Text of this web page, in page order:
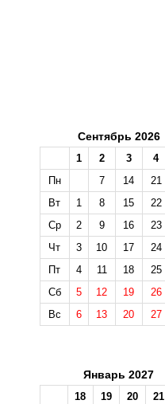
Сентябрь 2026
1 2 3 4
Пн
7 14 21
Вт
1 8 15 22
Ср
2 9 16 23
Чт
3 10 17
24
Пт
4 11 18
25
Сб
5 12 19
26
Вс
6 13 20 27
Январь 2027
18 19 20 21